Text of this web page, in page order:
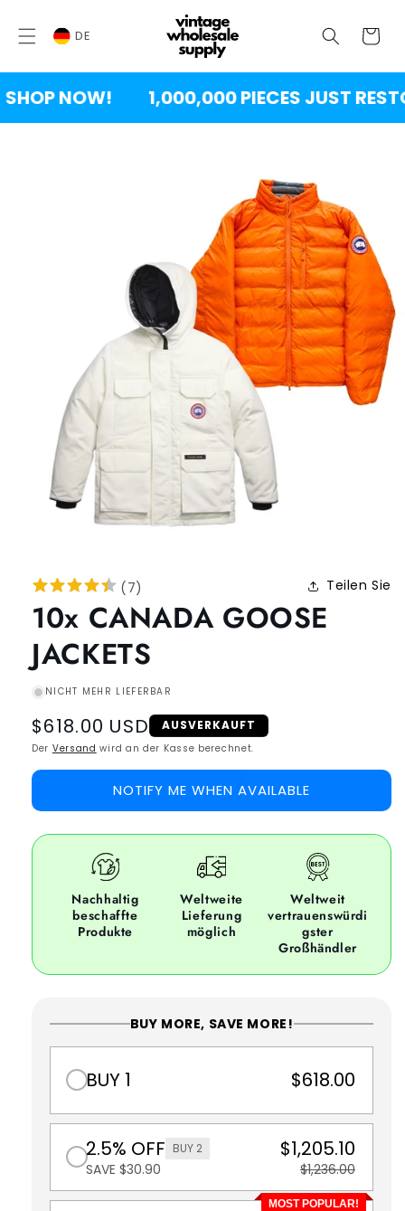
SPRINGEN
Wagen
DE
NOW! 1,000,000 PIECES JUST
(7) Teilen Sie
10x CANADA GOOSE
JACKETS
NICHT MEHR LIEFERBAR
Regular
price
$618.00 USD AUSVERKAUFT
Der Versand wird an der Kasse berechnet.
NOTIFY ME WHEN AVAILABLE
Nachhaltig
beschaffte
Produkte
Weltweite
Lieferung
möglich
Weltweit
vertrauenswürdi
gster
Großhändler
BUY MORE, SAVE MORE!
BUY 1 $618.00
2.5% OFF BUY 2
SAVE $30.90
$1,205.10
$1,236.00
MOST POPULAR!